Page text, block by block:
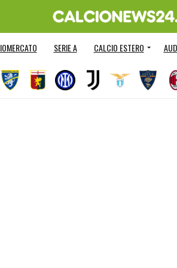
SERIE A CALCIO ESTERO